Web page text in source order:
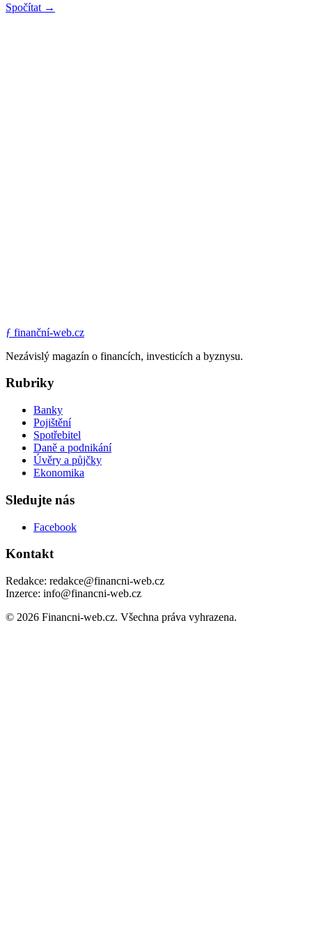
Spočítat →
ƒ finanční-web.cz
Nezávislý magazín o financích, investicích a byznysu.
Rubriky
Banky
Pojištění
Spotřebitel
Daně a podnikání
Úvěry a půjčky
Ekonomika
Sledujte nás
Facebook
Kontakt
Redakce: redakce@financni-web.cz
Inzerce: info@financni-web.cz
© 2026 Financni-web.cz. Všechna práva vyhrazena.